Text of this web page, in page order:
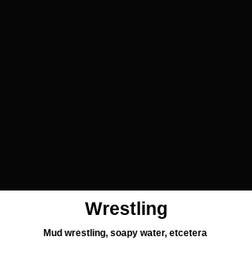
Wrestling
Mud wrestling, soapy water, etcetera